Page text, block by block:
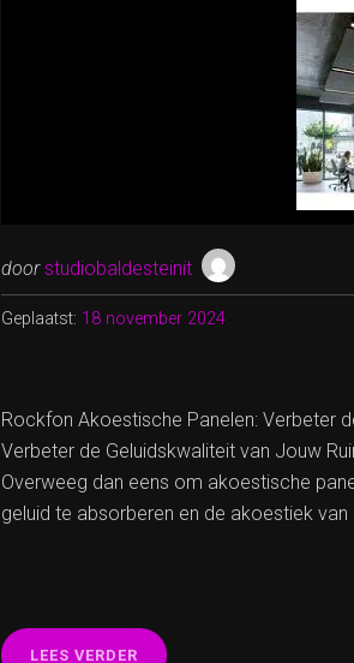
door studiobaldesteinit
Geplaatst: 18 november 2024
Rockfon Akoestische Panelen: Verbeter
Verbeter de Geluidskwaliteit van Jouw
Overweeg dan eens om akoestische
geluid te absorberen en de akoestiek
LEES VERDER “VERBETER